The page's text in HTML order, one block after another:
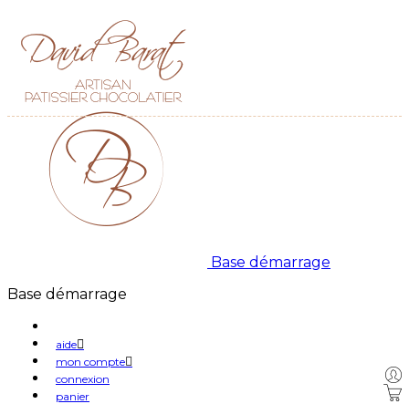
Base démarrage
Base démarrage
aide
mon compte
connexion
panier